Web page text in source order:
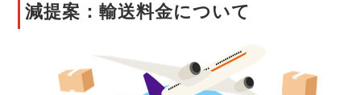
減提案：輸送料金について